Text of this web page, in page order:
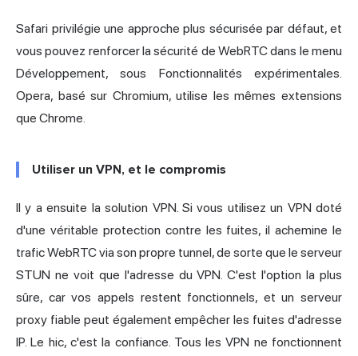
Safari privilégie une approche plus sécurisée par défaut, et
vous pouvez renforcer la sécurité de WebRTC dans le menu
Développement, sous Fonctionnalités expérimentales.
Opera, basé sur Chromium, utilise les mêmes extensions
que Chrome.
Utiliser un VPN, et le compromis
Il y a ensuite la solution VPN. Si vous utilisez un VPN doté
d'une véritable protection contre les fuites, il achemine le
trafic WebRTC via son propre tunnel, de sorte que le serveur
STUN ne voit que l'adresse du VPN. C'est l'option la plus
sûre, car vos appels restent fonctionnels, et un serveur
proxy fiable peut également empêcher les fuites d'adresse
IP. Le hic, c'est la confiance. Tous les VPN ne fonctionnent